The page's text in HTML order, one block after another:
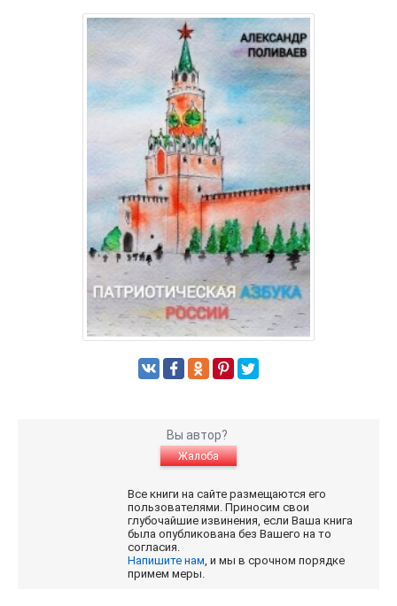
Вы автор?
Жалоба
Все книги на сайте размещаются его
пользователями. Приносим свои
глубочайшие извинения, если Ваша книга
была опубликована без Вашего на то
согласия.
Напишите нам, и мы в срочном порядке
примем меры.